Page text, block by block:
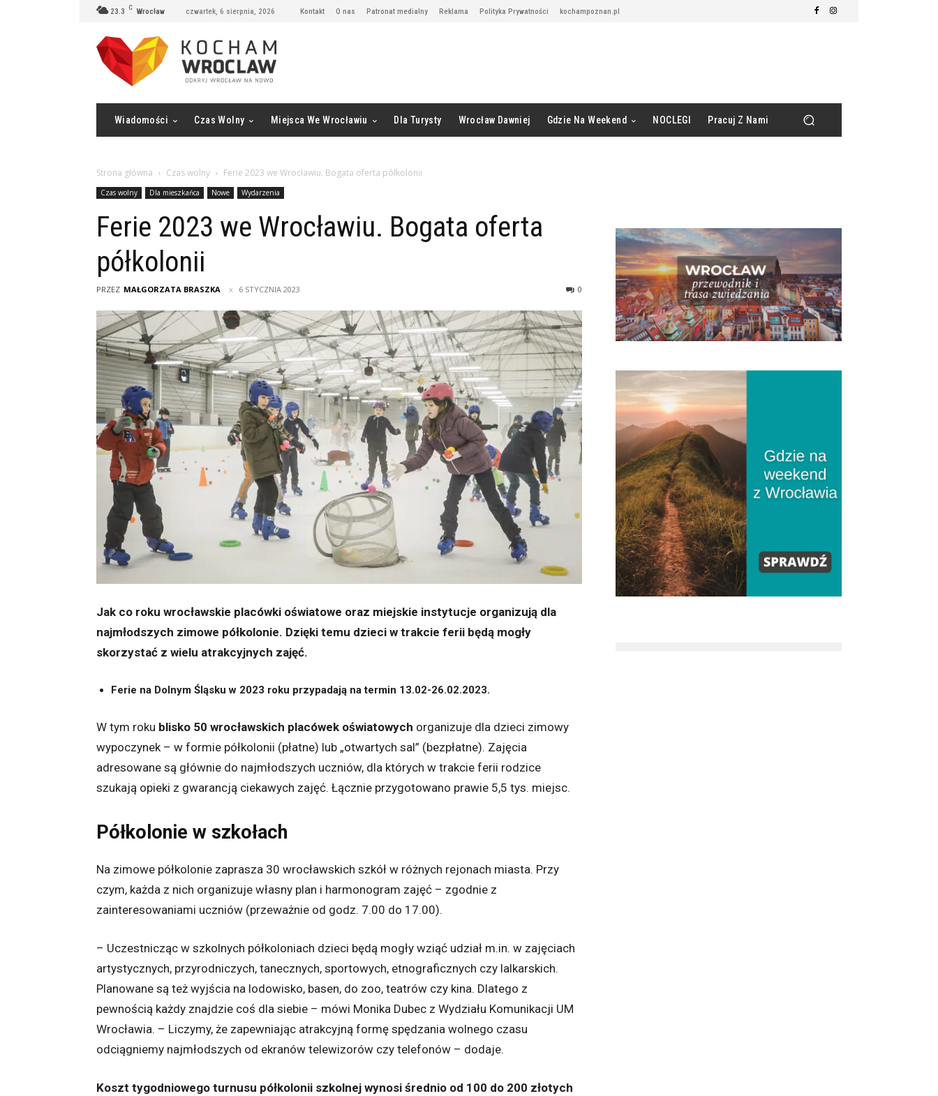
23.3 C Wrocław czwartek, 6 sierpnia, 2026 Kontakt O nas Patronat medialny Reklama Polityka Prywatności kochampoznan.pl
Wiadomości Czas Wolny Miejsca We Wrocławiu Dla Turysty Wrocław Dawniej Gdzie Na Weekend NOCLEGI Pracuj Z Nami
Strona główna Czas wolny Ferie 2023 we Wrocławiu. Bogata oferta półkolonii
Czas wolny Dla mieszkańca Nowe Wydarzenia
Ferie 2023 we Wrocławiu. Bogata oferta
półkolonii
PRZEZ MAŁGORZATA BRASZKA 6 STYCZNIA 2023 0
Jak co roku wrocławskie placówki oświatowe oraz miejskie instytucje organizują dla
najmłodszych zimowe półkolonie. Dzięki temu dzieci w trakcie ferii będą mogły
skorzystać z wielu atrakcyjnych zajęć.
Ferie na Dolnym Śląsku w 2023 roku przypadają na termin 13.02-26.02.2023.
W tym roku blisko 50 wrocławskich placówek oświatowych organizuje dla dzieci zimowy
wypoczynek – w formie półkolonii (płatne) lub „otwartych sal” (bezpłatne). Zajęcia
adresowane są głównie do najmłodszych uczniów, dla których w trakcie ferii rodzice
szukają opieki z gwarancją ciekawych zajęć. Łącznie przygotowano prawie 5,5 tys. miejsc.
Półkolonie w szkołach
Na zimowe półkolonie zaprasza 30 wrocławskich szkół w różnych rejonach miasta. Przy
czym, każda z nich organizuje własny plan i harmonogram zajęć – zgodnie z
zainteresowaniami uczniów (przeważnie od godz. 7.00 do 17.00).
– Uczestnicząc w szkolnych półkoloniach dzieci będą mogły wziąć udział m.in. w zajęciach
artystycznych, przyrodniczych, tanecznych, sportowych, etnograficznych czy lalkarskich.
Planowane są też wyjścia na lodowisko, basen, do zoo, teatrów czy kina. Dlatego z
pewnością każdy znajdzie coś dla siebie – mówi Monika Dubec z Wydziału Komunikacji UM
Wrocławia. ­– Liczymy, że zapewniając atrakcyjną formę spędzania wolnego czasu
odciągniemy najmłodszych od ekranów telewizorów czy telefonów – dodaje.
Koszt tygodniowego turnusu półkolonii szkolnej wynosi średnio od 100 do 200 złotych